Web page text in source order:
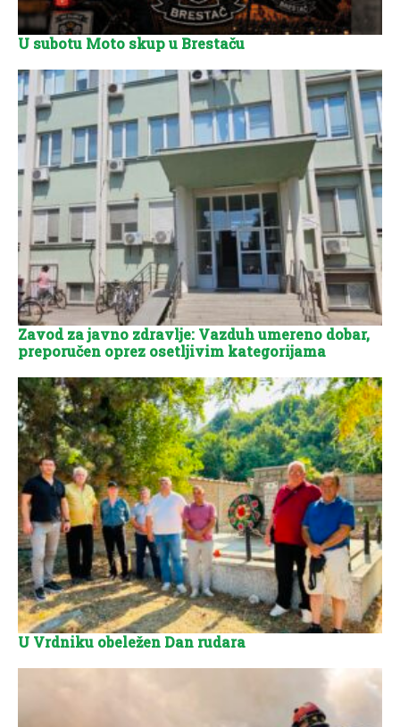
U subotu Moto skup u Brestaču
Zavod za javno zdravlje: Vazduh umereno dobar,
preporučen oprez osetljivim kategorijama
U Vrdniku obeležen Dan rudara